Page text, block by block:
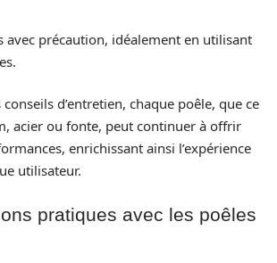
avec précaution, idéalement en utilisant
d’entretien, chaque poêle, que ce
acier ou fonte, peut continuer à offrir
enrichissant ainsi l’expérience
utilisateur.
pratiques avec les poêles